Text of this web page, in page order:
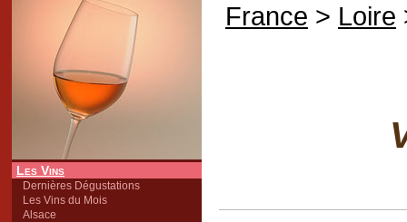
Les Vins
Dernières Dégustations
Les Vins du Mois
Alsace
France > Loire